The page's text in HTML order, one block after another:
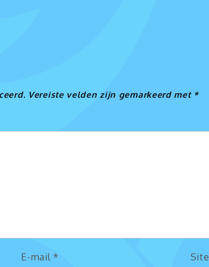
Vereiste velden zijn gemarkeerd met *
E-mail * Site